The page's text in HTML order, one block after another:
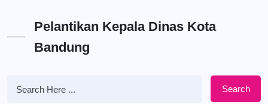
Pelantikan Kepala Dinas Kota
Bandung
Search